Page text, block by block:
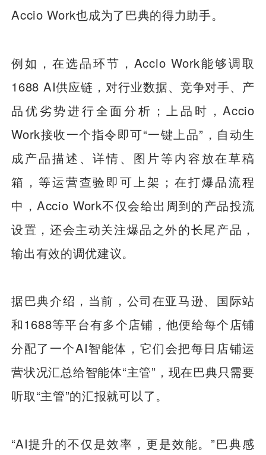
Accio Work也成为了巴典的得力助手。
例如，在选品环节，Accio Work能够调取
1688 AI供应链，对行业数据、竞争对手、产
品优劣势进行全面分析；上品时，Accio
Work接收一个指令即可“一键上品”，自动生
成产品描述、详情、图片等内容放在草稿
箱，等运营查验即可上架；在打爆品流程
中，Accio Work不仅会给出周到的产品投流
设置，还会主动关注爆品之外的长尾产品，
输出有效的调优建议。
据巴典介绍，当前，公司在亚马逊、国际站
和1688等平台有多个店铺，他便给每个店铺
分配了一个AI智能体，它们会把每日店铺运
营状况汇总给智能体“主管”，现在巴典只需要
听取“主管”的汇报就可以了。
“AI提升的不仅是效率，更是效能。”巴典感